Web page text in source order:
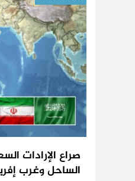
صراع الإرادات
الساحل وغرب